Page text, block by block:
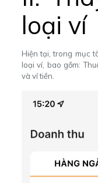
loại ví
Hiện tại, trong mục
loại ví, bao gồm:
và ví tiền.